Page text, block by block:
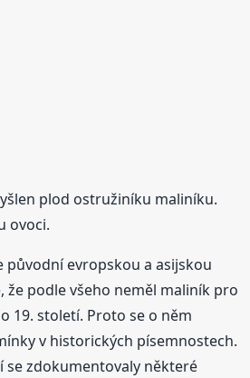
plod ostružiníku maliníku.
ovoci.
původní evropskou a asijskou
že podle všeho neměl maliník pro
19. století. Proto se o něm
v historických písemnostech.
se zdokumentovaly některé